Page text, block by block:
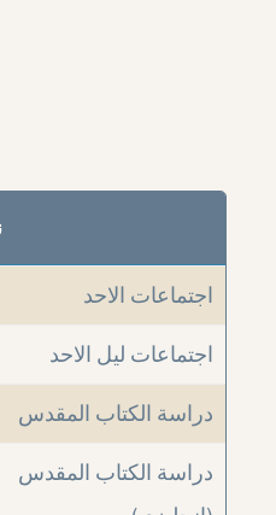
اجتماعات الاحد
اجتماعات ليل الاحد
دراسة الكتاب المقدس
دراسة الكتاب المقدس